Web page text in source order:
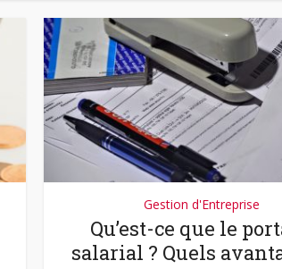
Gestion d'Entreprise
Qu’est-ce que le
salarial ? Quels